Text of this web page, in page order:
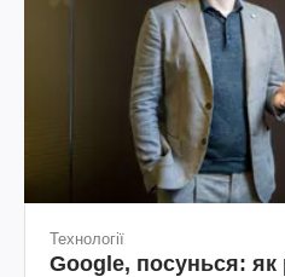
Технології
Google, посунься: як